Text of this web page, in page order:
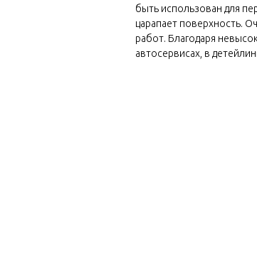
быть использован для
царапает поверхность.
работ. Благодаря
автосервисах, в